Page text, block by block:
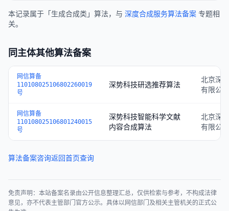
本记录属于「生成合成类」算法，与 深度合成服务算法备案 专题相
关。
同主体其他算法备案
网信算备
110108025106802260019
号
深势科技研选推荐算法
北京深
有限公司
网信算备
110108025106801240015
号
深势科技智能科学文献
内容合成算法
北京深
有限公司
算法备案咨询返回首页查询
免责声明：本站备案名录由公开信息整理汇总，仅供检索与参考，不构成法律
意见，亦不代表主管部门官方公示。具体以网信部门及相关主管机关的正式公